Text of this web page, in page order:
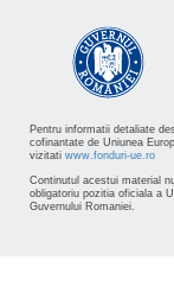
Pentru informatii detaliate
cofinantate de Uniunea
vizitati www.fonduri-ue.ro
Continutul acestui material
obligatoriu pozitia oficiala a
Guvernului Romaniei.